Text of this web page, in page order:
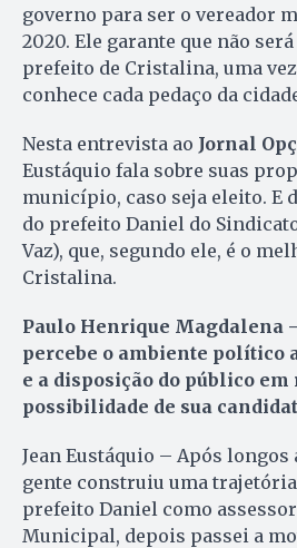
governo para ser o vereador
2020. Ele garante que não
prefeito de Cristalina, uma
conhece cada pedaço da
Nesta entrevista ao Jornal
Eustáquio fala sobre suas
município, caso seja eleito. E
do prefeito Daniel do
Vaz), que, segundo ele, é o
Cristalina.
Paulo Henrique Magdalena
percebe o ambiente político
e a disposição do público em
possibilidade de sua
Jean Eustáquio – Após longos
gente construiu uma
prefeito Daniel como
Municipal, depois passei a